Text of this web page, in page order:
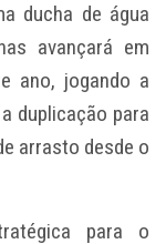
ducha de água
avançará em
ano, jogando a
duplicação para
arrasto desde o
para o